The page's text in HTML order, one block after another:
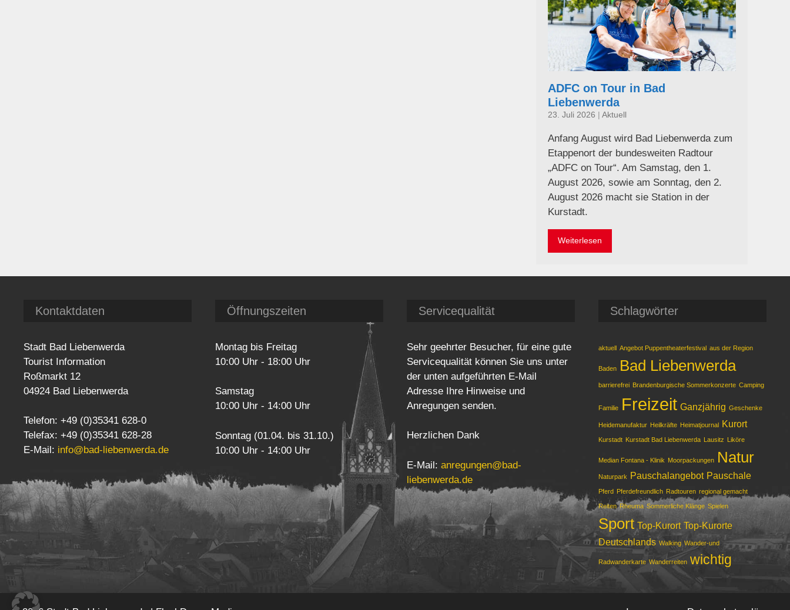
ADFC on Tour in Bad
Liebenwerda
23. Juli 2026 Aktuell
Anfang August wird Bad Liebenwerda zum
Etappenort der bundesweiten Radtour
„ADFC on Tour“. Am Samstag, den 1.
August 2026, sowie am Sonntag, den 2.
August 2026 macht sie Station in der
Kurstadt.
Weiterlesen
Kontaktdaten
Stadt Bad Liebenwerda
Tourist Information
Roßmarkt 12
04924 Bad Liebenwerda
Telefon: +49 (0)35341 628-0
Telefax: +49 (0)35341 628-28
E-Mail: info@bad-liebenwerda.de
Öffnungszeiten
Montag bis Freitag
10:00 Uhr - 18:00 Uhr
Samstag
10:00 Uhr - 14:00 Uhr
Sonntag (01.04. bis 31.10.)
10:00 Uhr - 14:00 Uhr
Servicequalität
Sehr geehrter Besucher, für eine gute
Servicequalität können Sie uns unter
der unten aufgeführten E-Mail
Adresse Ihre Hinweise und
Anregungen senden.
Herzlichen Dank
E-Mail: anregungen@bad-
liebenwerda.de
Schlagwörter
aktuell Angebot Puppentheaterfestival aus der Region
Baden Bad Liebenwerda
barrierefrei Brandenburgische Sommerkonzerte Camping
Familie Freizeit Ganzjährig Geschenke
Heidemanufaktur Heilkräfte Heimatjournal Kurort
Kurstadt Kurstadt Bad Liebenwerda Lausitz Liköre
Median Fontana - Klinik Moorpackungen Natur
Naturpark Pauschalangebot Pauschale
Pferd Pferdefreundlich Radtouren regional gemacht
Reiten Rheuma Sommerliche Klänge Spielen
Sport Top-Kurort Top-Kurorte
Deutschlands Walking Wander-und
Radwanderkarte Wanderreiten wichtig